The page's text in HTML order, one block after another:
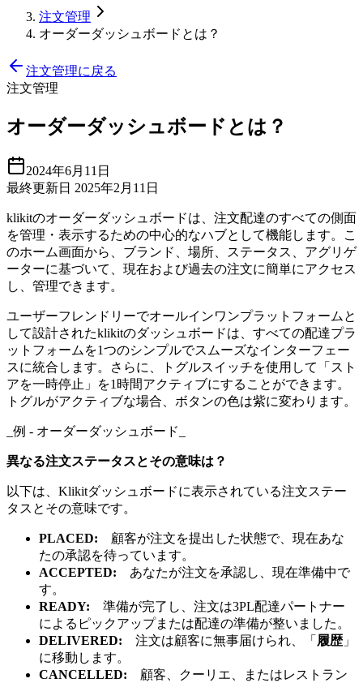
注文管理
オーダーダッシュボードとは？
注文管理に戻る
注文管理
オーダーダッシュボードとは？
2024年6月11日
最終更新日 2025年2月11日
klikitのオーダーダッシュボードは、注文配達のすべての側面
を管理・表示するための中心的なハブとして機能します。こ
のホーム画面から、ブランド、場所、ステータス、アグリゲ
ーターに基づいて、現在および過去の注文に簡単にアクセス
し、管理できます。
ユーザーフレンドリーでオールインワンプラットフォームと
して設計されたklikitのダッシュボードは、すべての配達プラ
ットフォームを1つのシンプルでスムーズなインターフェー
スに統合します。さらに、トグルスイッチを使用して「スト
アを一時停止」を1時間アクティブにすることができます。
トグルがアクティブな場合、ボタンの色は紫に変わります。
_例 - オーダーダッシュボード_
異なる注文ステータスとその意味は？
以下は、Klikitダッシュボードに表示されている注文ステー
タスとその意味です。
PLACED: 顧客が注文を提出した状態で、現在あな
たの承認を待っています。
ACCEPTED: あなたが注文を承認し、現在準備中で
す。
READY: 準備が完了し、注文は3PL配達パートナー
によるピックアップまたは配達の準備が整いました。
DELIVERED: 注文は顧客に無事届けられ、「 履歴」
に移動します。
CANCELLED: 顧客、クーリエ、またはレストラン